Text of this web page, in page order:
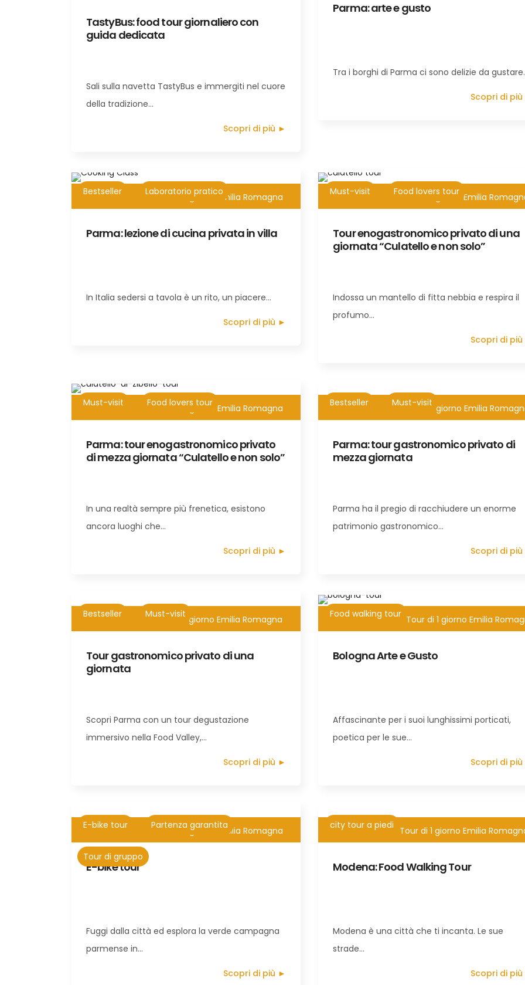
TastyBus: food tour giornaliero con
guida dedicata
Sali sulla navetta TastyBus e immergiti nel cuore
della tradizione…
Scopri di più ►
Parma: arte e gusto
Tra i borghi di Parma ci sono delizie da
Scopri di
Bestseller Laboratorio pratico
4h Tour di 1 giorno Emilia Romagna
Parma: lezione di cucina privata in villa
In Italia sedersi a tavola è un rito, un piacere…
Scopri di più ►
Must-visit Food lovers tour
8h Tour di 1 giorno Emilia
Tour enogastronomico privato di una
giornata “Culatello e non solo”
Indossa un mantello di fitta nebbia e respira il
profumo…
Scopri di
Must-visit Food lovers tour
4h Tour di 1 giorno Emilia Romagna
Parma: tour enogastronomico privato
di mezza giornata “Culatello e non solo”
In una realtà sempre più frenetica, esistono
ancora luoghi che…
Scopri di più ►
Bestseller Must-visit
4h Tour di 1 giorno Emilia
Parma: tour gastronomico privato di
mezza giornata
Parma ha il pregio di racchiudere un enorme
patrimonio gastronomico…
Scopri di
Bestseller Must-visit
8h Tour di 1 giorno Emilia Romagna
Tour gastronomico privato di una
giornata
Scopri Parma con un tour degustazione
immersivo nella Food Valley,…
Scopri di più ►
Food walking tour
3,5h Tour di 1 giorno Emilia
Bologna Arte e Gusto
Affascinante per i suoi lunghissimi porticati,
poetica per le sue…
Scopri di
E-bike tour Partenza garantita
Tour di gruppo
3,5 Tour di 1 giorno Emilia Romagna
E-bike tour
Fuggi dalla città ed esplora la verde campagna
parmense in…
Scopri di più ►
city tour a piedi
3h Tour di 1 giorno Emilia
Modena: Food Walking Tour
Modena è una città che ti incanta. Le sue
strade…
Scopri di